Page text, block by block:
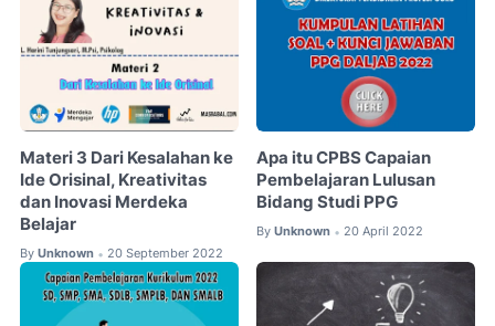
Materi 3 Dari Kesalahan ke
Ide Orisinal, Kreativitas
dan Inovasi Merdeka
Belajar
By Unknown • 20 September 2022
Apa itu CPBS Capaian
Pembelajaran Lulusan
Bidang Studi PPG
By Unknown • 20 April 2022